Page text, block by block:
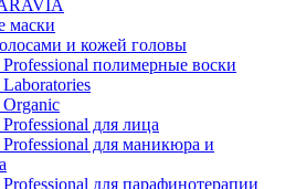
маски
и кожей головы
полимерные воски
для лица
для маникюра и
для парафинотерапии